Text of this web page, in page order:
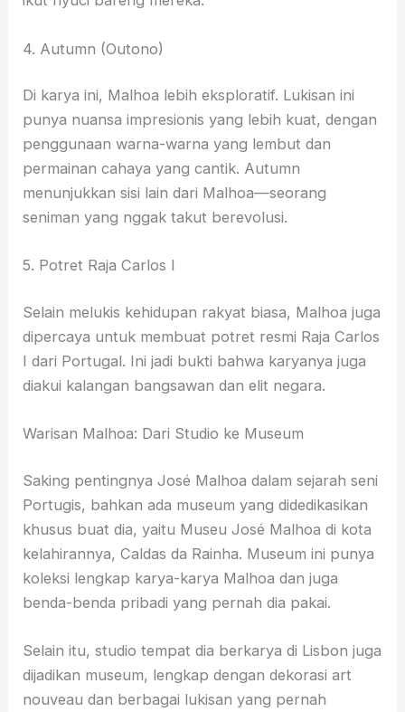
4. Autumn (Outono)
Di karya ini, Malhoa lebih eksploratif. Lukisan ini
punya nuansa impresionis yang lebih kuat, dengan
penggunaan warna-warna yang lembut dan
permainan cahaya yang cantik. Autumn
menunjukkan sisi lain dari Malhoa—seorang
seniman yang nggak takut berevolusi.
5. Potret Raja Carlos I
Selain melukis kehidupan rakyat biasa, Malhoa juga
dipercaya untuk membuat potret resmi Raja Carlos
I dari Portugal. Ini jadi bukti bahwa karyanya juga
diakui kalangan bangsawan dan elit negara.
Warisan Malhoa: Dari Studio ke Museum
Saking pentingnya José Malhoa dalam sejarah seni
Portugis, bahkan ada museum yang didedikasikan
khusus buat dia, yaitu Museu José Malhoa di kota
kelahirannya, Caldas da Rainha. Museum ini punya
koleksi lengkap karya-karya Malhoa dan juga
benda-benda pribadi yang pernah dia pakai.
Selain itu, studio tempat dia berkarya di Lisbon juga
dijadikan museum, lengkap dengan dekorasi art
nouveau dan berbagai lukisan yang pernah